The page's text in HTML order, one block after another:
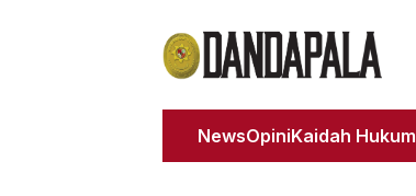
NewsOpiniKaidah Hukum